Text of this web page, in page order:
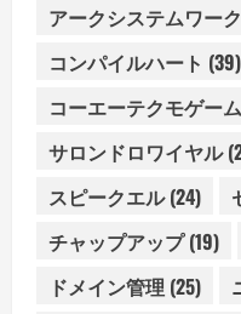
アークシステムワー
コンパイルハート (39)
コーエーテクモゲー
サロンドロワイヤル
スピークエル(24)
チャップアップ(19)
ドメイン管理 (25)